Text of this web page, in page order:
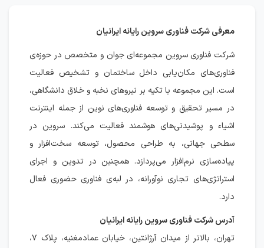
معرفی شرکت فناوری سروین رایانه ایرانیان
شرکت فناوری سروین مجموعه‌ای جوان و متخصص در حوزه‌ی
فناوری‌های مکان‌یابی داخل ساختمان و تشخیص فعالیت
است. این مجموعه با تکیه بر نیروهای نخبه و خلاق دانشگاهی،
در مسیر تحقیق و توسعه فناوری‌های نوین از جمله اینترنت
اشیاء و پوشیدنی‌های هوشمند فعالیت می‌کند. سروین در
سطحی جهانی، به طراحی محصول، توسعه سخت‌افزار و
پیاده‌سازی نرم‌افزار می‌پردازد. همچنین در تدوین و اجرای
استراتژی‌های تجاری نوآورانه، در لبه‌ی فناوری حضوری فعال
دارد.
آدرس شرکت فناوری سروین رایانه ایرانیان
تهران، بالاتر از میدان آرژانتین، خیابان عمادمغنیه، پلاک ۷،